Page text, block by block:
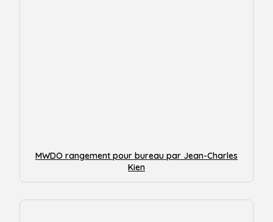
MWDO rangement pour bureau par Jean-Charles
Kien